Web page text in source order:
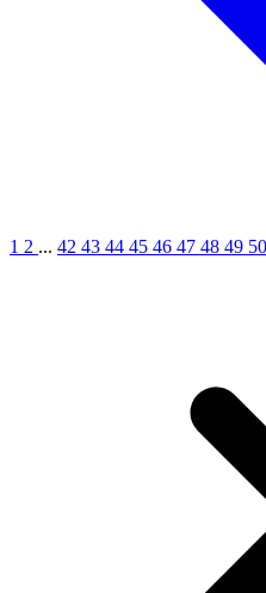
1 2 ... 42 43 44 45 46 47 48 49 50